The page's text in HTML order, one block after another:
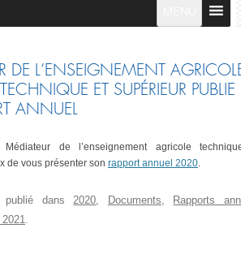
DE L’ENSEIGNEMENT
ET SUPÉRIEUR PUBLIE
ANNUEL
Médiateur de l’enseignement agricole
de vous présenter son rapport annuel 2020.
publié dans2020, Documents,
Rapports
2021.